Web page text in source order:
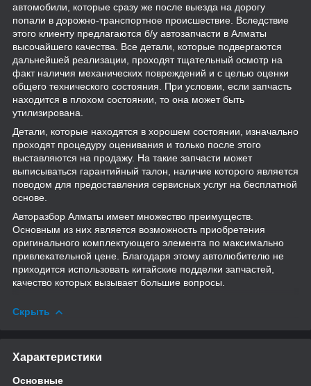
автомобили, которые сразу же после выезда на дорогу
попали в дорожно-транспортное происшествие. Вследствие
этого клиенту предлагаются б/у автозапчасти в Алматы
высочайшего качества. Все детали, которые подвергаются
дальнейшей реализации, проходят тщательный осмотр на
факт наличия механических повреждений и с целью оценки
общего технического состояния. При условии, если запчасть
находится в плохом состоянии, то она может быть
утилизирована.
Детали, которые находятся в хорошем состоянии, изначально
проходят процедуру оценивания и только после этого
выставляются на продажу. На такие запчасти может
выписываться гарантийный талон, наличие которого является
поводом для предоставления сервисных услуг на бесплатной
основе.
Авторазбор Алматы имеет множество преимуществ.
Основным из них является возможность приобретения
оригинального комплектующего элемента по максимально
привлекательной цене. Благодаря этому автолюбителю не
приходится использовать китайские подделки запчастей,
качество которых вызывает большие вопросы.
Скрыть
Характеристики
Основные